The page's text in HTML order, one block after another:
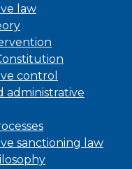
law
control
administrative
sanctioning law